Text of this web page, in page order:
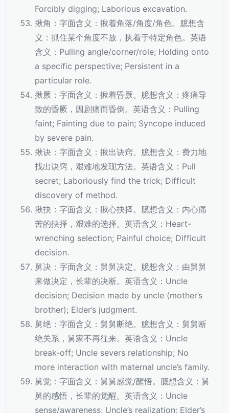
Forcibly digging; Laborious excavation.
揪角：字面含义：揪着角落/角度/角色。臆想含
义：抓住某个角度不放，执着于特定角色。英语
含义：Pulling angle/corner/role; Holding onto
a specific perspective; Persistent in a
particular role.
揪厥：字面含义：揪着昏厥。臆想含义：疼痛导
致的昏厥，因剧痛而昏倒。英语含义：Pulling
faint; Fainting due to pain; Syncope induced
by severe pain.
揪诀：字面含义：揪出诀窍。臆想含义：费力地
找出诀窍，艰难地发现方法。英语含义：Pull
secret; Laboriously find the trick; Difficult
discovery of method.
揪抉：字面含义：揪心抉择。臆想含义：内心痛
苦的抉择，艰难的选择。英语含义：Heart-
wrenching selection; Painful choice; Difficult
decision.
舅决：字面含义：舅舅决定。臆想含义：由舅舅
来做决定，长辈的决断。英语含义：Uncle
decision; Decision made by uncle (mother’s
brother); Elder’s judgment.
舅绝：字面含义：舅舅断绝。臆想含义：舅舅断
绝关系，舅家不再往来。英语含义：Uncle
break-off; Uncle severs relationship; No
more interaction with maternal uncle’s family.
舅觉：字面含义：舅舅感觉/醒悟。臆想含义：舅
舅的感悟，长辈的觉醒。英语含义：Uncle
sense/awareness; Uncle’s realization; Elder’s